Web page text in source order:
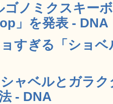
ノミクスキー
」を発表 - DNA
すぎる「ショ
ャベルとガラ
- DNA